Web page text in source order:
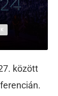
között